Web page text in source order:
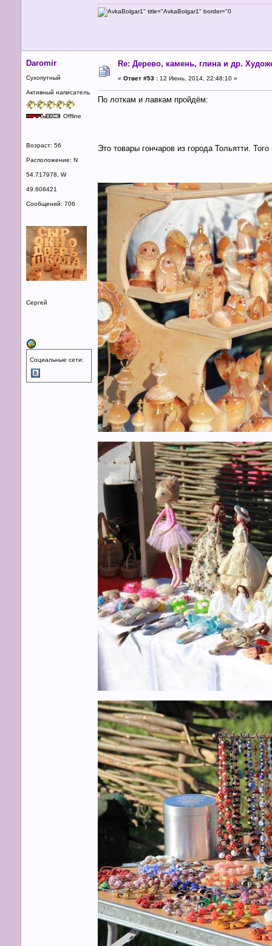
Daromir
Сухопутный
Активный написатель
Offline
Возраст: 56
Расположение: N
54.717978, W
49.608421
Сообщений: 706
Сергей
Социальные сети:
Re: Дерево, камень, глина и др.
« Ответ #53 : 12 Июнь, 2014, 22:48:10 »
По лоткам и лавкам пройдём:
Это товары гончаров из города Тольятти.